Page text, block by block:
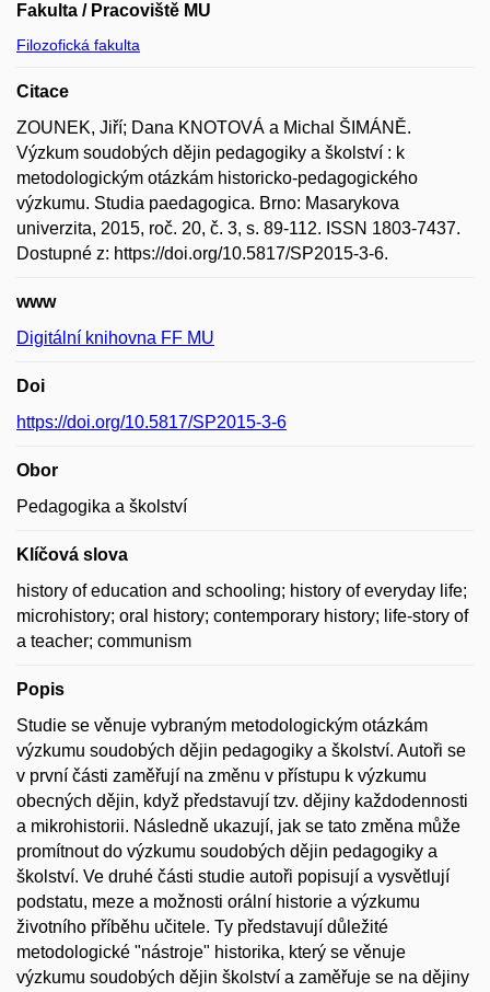
Fakulta / Pracoviště MU
Filozofická fakulta
Citace
ZOUNEK, Jiří; Dana KNOTOVÁ a Michal ŠIMÁNĚ.
Výzkum soudobých dějin pedagogiky a školství : k
metodologickým otázkám historicko-pedagogického
výzkumu. Studia paedagogica. Brno: Masarykova
univerzita, 2015, roč. 20, č. 3, s. 89-112. ISSN 1803-7437.
Dostupné z: https://doi.org/10.5817/SP2015-3-6.
www
Digitální knihovna FF MU
Doi
https://doi.org/10.5817/SP2015-3-6
Obor
Pedagogika a školství
Klíčová slova
history of education and schooling; history of everyday life;
microhistory; oral history; contemporary history; life-story of
a teacher; communism
Popis
Studie se věnuje vybraným metodologickým otázkám
výzkumu soudobých dějin pedagogiky a školství. Autoři se
v první části zaměřují na změnu v přístupu k výzkumu
obecných dějin, když představují tzv. dějiny každodennosti
a mikrohistorii. Následně ukazují, jak se tato změna může
promítnout do výzkumu soudobých dějin pedagogiky a
školství. Ve druhé části studie autoři popisují a vysvětlují
podstatu, meze a možnosti orální historie a výzkumu
životního příběhu učitele. Ty představují důležité
metodologické "nástroje" historika, který se věnuje
výzkumu soudobých dějin školství a zaměřuje se na dějiny